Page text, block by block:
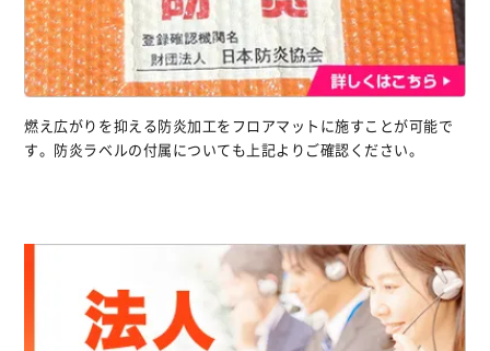
燃え広がりを抑える防炎加工をフロアマットに施すことが可能で
す。防炎ラベルの付属についても上記よりご確認ください。